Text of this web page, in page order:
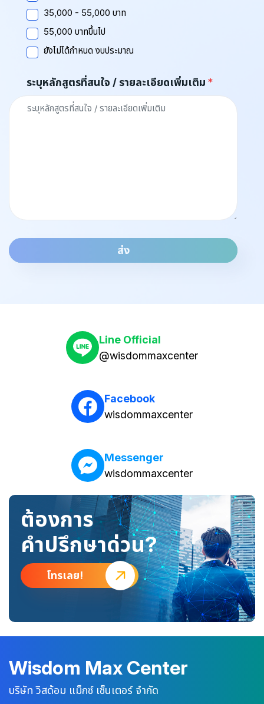
35,000 - 55,000 บาท
55,000 บาทขึ้นไป
ยังไม่ได้กำหนด งบประมาณ
ระบุหลักสูตรที่สนใจ / รายละเอียดเพิ่มเติม
ส่ง
Line Official
@wisdommaxcenter
Facebook
wisdommaxcenter
Messenger
wisdommaxcenter
ต้องการ
คำปรึกษาด่วน?
โทรเลย!
Wisdom Max Center
บริษัท วิสด้อม แม็กซ์ เซ็นเตอร์ จำกัด